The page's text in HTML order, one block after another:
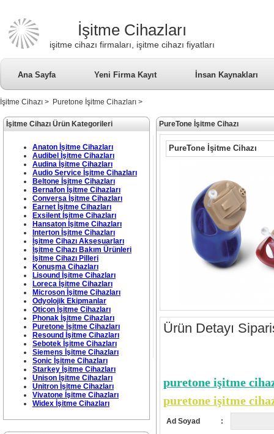
İşitme Cihazları
işitme cihazı firmaları, işitme cihazı fiyatları
Ana Sayfa Yeni Firma Kayıt İnsan Kaynakları
İşitme Cihazı > Puretone İşitme Cihazları >
İşitme Cihazı Ürün Kategorileri
Anaton İşitme Cihazları
Audibel İşitme Cihazları
Audina İşitme Cihazları
Audio Service İşitme Cihazları
Beltone İşitme Cihazları
Bernafon İşitme Cihazları
Conversa İşitme Cihazları
Earnet İşitme Cihazları
Exsilent İşitme Cihazları
Hansaton İşitme Cihazları
Interton İşitme Cihazları
İşitme Cihazı Aksesuarları
İşitme Cihazı Bakım Ürünleri
İşitme Cihazı Pilleri
Konuşma Cihazları
Lisound İşitme Cihazları
Loreca İşitme Cihazları
Microson İşitme Cihazları
Odyolojik Ekipmanlar
Oticon İşitme Cihazları
Phonak İşitme Cihazları
Puretone İşitme Cihazları
Resound İşitme Cihazları
Sebotek İşitme Cihazları
Siemens İşitme Cihazları
Sonic İşitme Cihazları
Starkey İşitme Cihazları
Unison İşitme Cihazları
Unitron İşitme Cihazları
Vivatone İşitme Cihazları
Widex İşitme Cihazları
PureTone İşitme Cihazı
PureTone İşitme Cihazı
Ürün Detayı
puretone işitme
puretone işitme
Ad Soyad :